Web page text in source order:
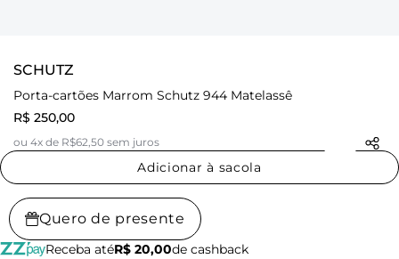
SCHUTZ
Porta-cartões Marrom Schutz 944 Matelassê
R$ 250,00
ou 4x de R$62,50 sem juros
Adicionar à sacola
Quero de presente
Receba atéR$ 20,00de cashback